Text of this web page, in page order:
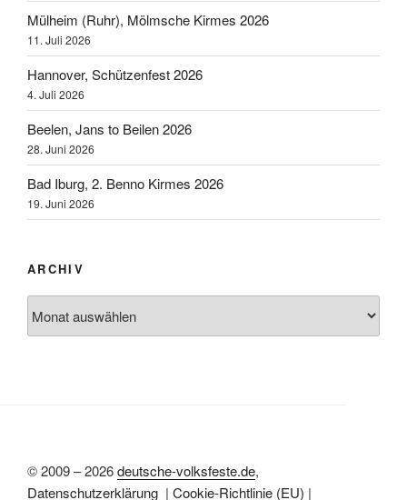
Mülheim (Ruhr), Mölmsche Kirmes 2026
11. Juli 2026
Hannover, Schützenfest 2026
4. Juli 2026
Beelen, Jans to Beilen 2026
28. Juni 2026
Bad Iburg, 2. Benno Kirmes 2026
19. Juni 2026
ARCHIV
© 2009 – 2026deutsche-volksfeste.de,
Datenschutzerklärung | Cookie-Richtlinie (EU) |